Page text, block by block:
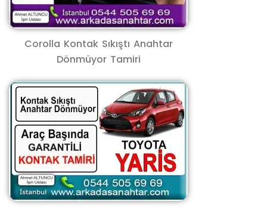
Corolla Kontak Sıkıştı Anahtar
Dönmüyor Tamiri